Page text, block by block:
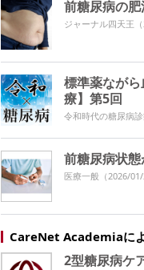
前糖尿病の
ジャーナル四天王
標準薬なが
療】第5回
令和時代の糖尿病
前糖尿病状
医療一般 （2026/01/
CareNet Academiaに
2型糖尿病ケ